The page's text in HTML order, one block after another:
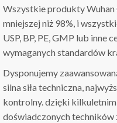
Wszystkie produkty Wuhan
mniejszej niż 98%, i
USP, BP, PE, GMP lub inne
wymaganych standardów
Dysponujemy
silna siła techniczna,
kontrolny. dzięki
doświadczonych techników